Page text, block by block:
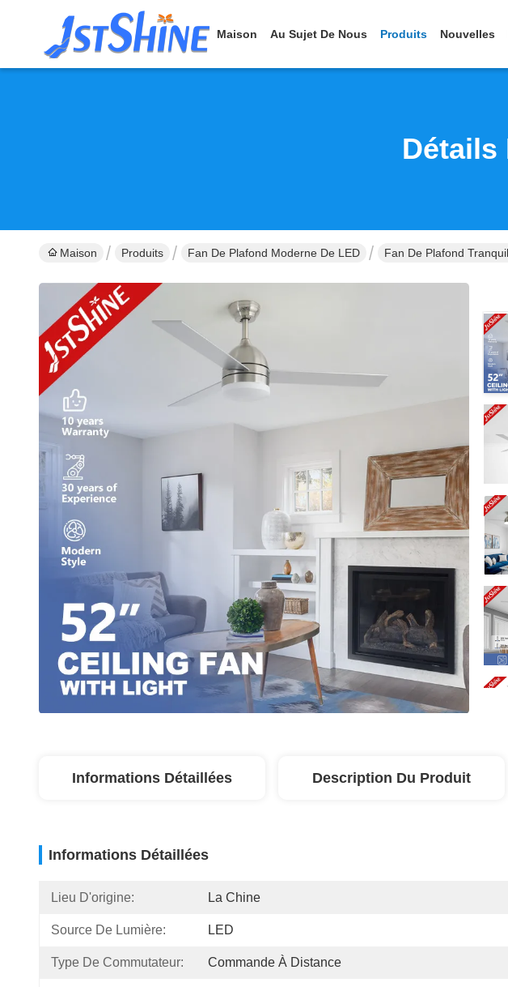
Maison Au Sujet De Nous Produits Nouvelles
Détails
Maison Produits Fan De Plafond Moderne De LED Fan De Plafond
Informations Détaillées Description Du Produit
Informations Détaillées
Lieu D'origine: La Chine
Source De Lumière: LED
Type De Commutateur: Commande À Distance